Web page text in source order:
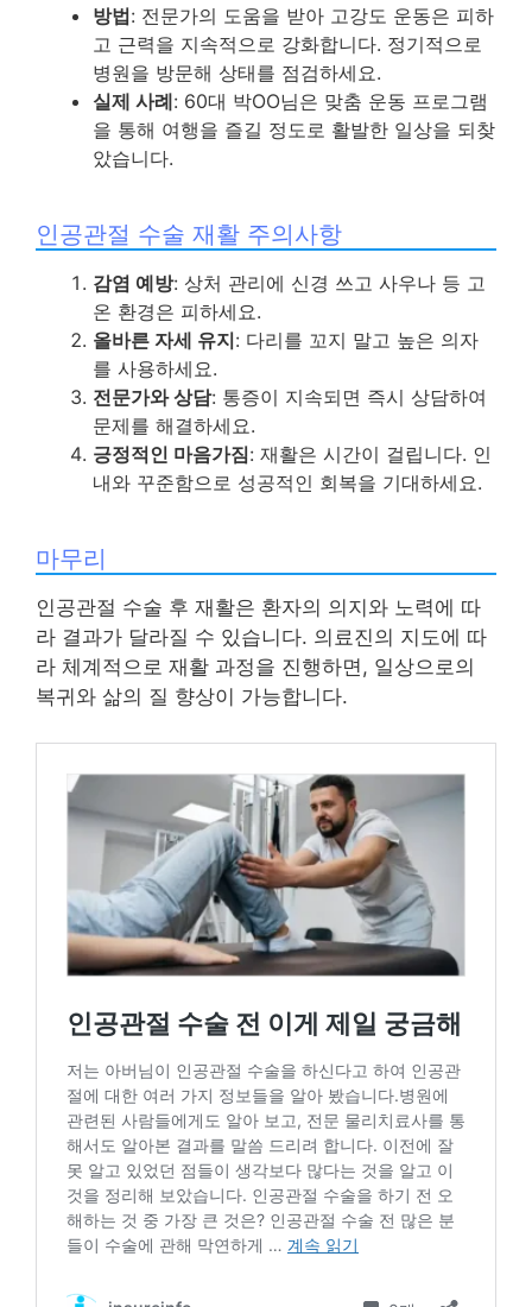
방법: 전문가의 도움을 받아 고강도 운동은 피하
고 근력을 지속적으로 강화합니다. 정기적으로
병원을 방문해 상태를 점검하세요.
실제 사례: 60대 박OO님은 맞춤 운동 프로그램
을 통해 여행을 즐길 정도로 활발한 일상을 되찾
았습니다.
인공관절 수술 재활 주의사항
감염 예방: 상처 관리에 신경 쓰고 사우나 등 고
온 환경은 피하세요.
올바른 자세 유지: 다리를 꼬지 말고 높은 의자
를 사용하세요.
전문가와 상담: 통증이 지속되면 즉시 상담하여
문제를 해결하세요.
긍정적인 마음가짐: 재활은 시간이 걸립니다. 인
내와 꾸준함으로 성공적인 회복을 기대하세요.
마무리
인공관절 수술 후 재활은 환자의 의지와 노력에 따
라 결과가 달라질 수 있습니다. 의료진의 지도에 따
라 체계적으로 재활 과정을 진행하면, 일상으로의
복귀와 삶의 질 향상이 가능합니다.